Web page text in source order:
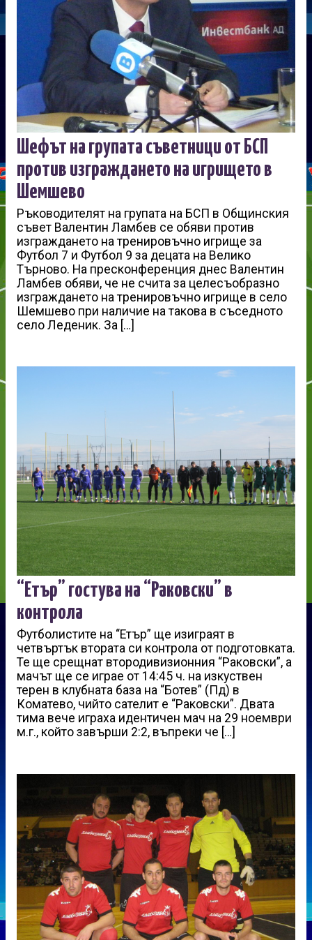
Шефът на групата съветници от БСП
против изграждането на игрището в
Шемшево
Ръководителят на групата на БСП в Общинския
съвет Валентин Ламбев се обяви против
изграждането на тренировъчно игрище за
Футбол 7 и Футбол 9 за децата на Велико
Търново. На пресконференция днес Валентин
Ламбев обяви, че не счита за целесъобразно
изграждането на тренировъчно игрище в село
Шемшево при наличие на такова в съседното
село Леденик. За […]
“Етър” гостува на “Раковски” в
контрола
Футболистите на “Етър” ще изиграят в
четвъртък втората си контрола от подготовката.
Те ще срещнат втородивизионния “Раковски”, а
мачът ще се играе от 14:45 ч. на изкуствен
терен в клубната база на “Ботев” (Пд) в
Коматево, чийто сателит е “Раковски”. Двата
тима вече играха идентичен мач на 29 ноември
м.г., който завърши 2:2, въпреки че […]